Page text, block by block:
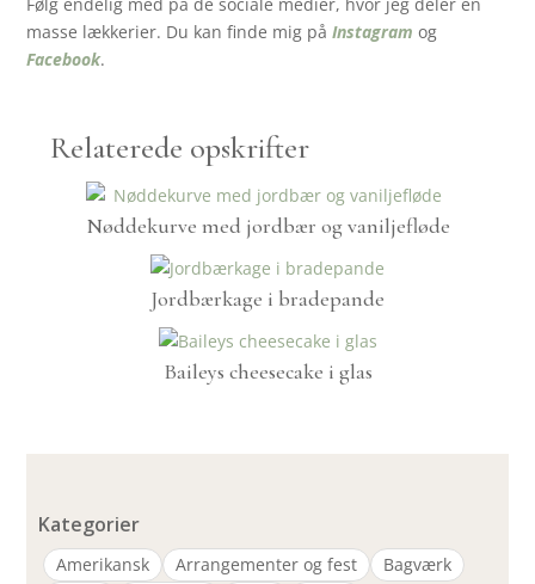
masse lækkerier. Du kan finde mig påInstagram og
Facebook.
Relaterede opskrifter
Nøddekurve med jordbær og vaniljefløde
Jordbærkage i bradepande
Baileys cheesecake i glas
Kategorier
Amerikansk Arrangementer og fest
Bagværk